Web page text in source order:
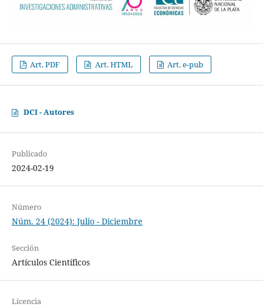
Art. PDF Art. HTML Art. e-pub
DCI - Autores
Publicado
2024-02-19
Número
Núm. 24 (2024): Julio - Diciembre
Sección
Artículos Científicos
Licencia